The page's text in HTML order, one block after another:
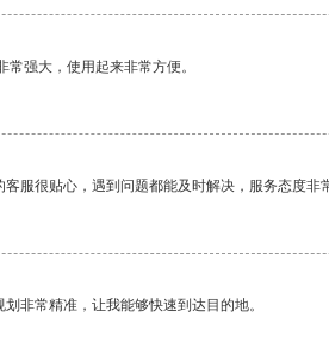
常强大，使用起来非常方便。
服很贴心，遇到问题都能及时解决，服务态度非
非常精准，让我能够快速到达目的地。